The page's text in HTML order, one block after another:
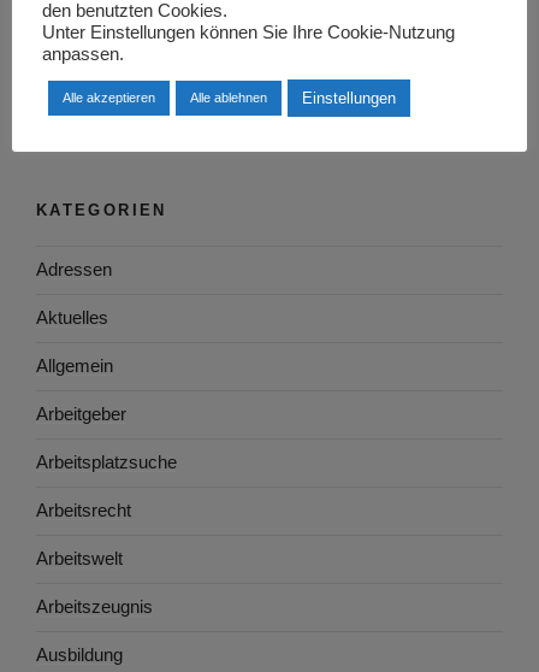
KATEGORIEN
Adressen
Aktuelles
Allgemein
Arbeitgeber
Arbeitsplatzsuche
Arbeitsrecht
Arbeitswelt
Arbeitszeugnis
Ausbildung
den benutzten Cookies.
Unter Einstellungen können Sie Ihre Cookie-Nutzung
anpassen.
Alle akzeptieren Alle ablehnen Einstellungen